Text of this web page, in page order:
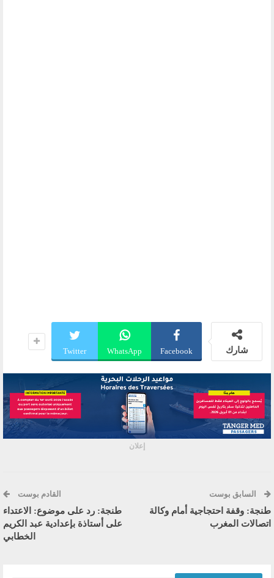
شارك Facebook
WhatsApp
Twitter
إعلان
السابق بوست
طنجة: وقفة احتجاجية أمام وكالة
اتصالات المغرب
القادم بوست
طنجة: رد على موضوع: الاعتداء
على أستاذة بإعدادية عبد الكريم
الخطابي